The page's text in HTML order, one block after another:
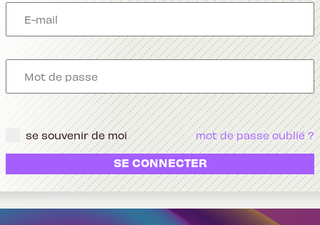
se souvenir de moi mot de passe oublié ?
SE CONNECTER